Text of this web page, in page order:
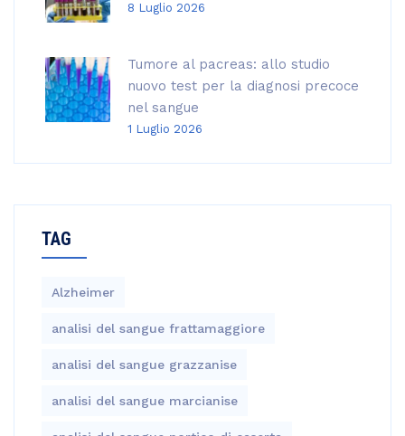
8 Luglio 2026
Tumore al pacreas: allo studio
nuovo test per la diagnosi precoce
nel sangue
1 Luglio 2026
TAG
Alzheimer
analisi del sangue frattamaggiore
analisi del sangue grazzanise
analisi del sangue marcianise